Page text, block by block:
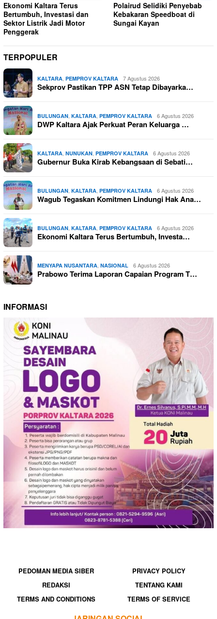
Ekonomi Kaltara Terus
Bertumbuh, Investasi dan
Sektor Listrik Jadi Motor
Penggerak
Polairud Selidiki Penyebab
Kebakaran Speedboat di
Sungai Kayan
TERPOPULER
KALTARA, PEMPROV KALTARA 7 Agustus 2026
Sekprov Pastikan TPP ASN Tetap Dibayarka…
BULUNGAN, KALTARA, PEMPROV KALTARA 6 Agustus 2026
DWP Kaltara Ajak Perkuat Peran Keluarga …
KALTARA, NUNUKAN, PEMPROV KALTARA 6 Agustus 2026
Gubernur Buka Kirab Kebangsaan di Sebati…
BULUNGAN, KALTARA, PEMPROV KALTARA 6 Agustus 2026
Wagub Tegaskan Komitmen Lindungi Hak Ana…
BULUNGAN, KALTARA, PEMPROV KALTARA 6 Agustus 2026
Ekonomi Kaltara Terus Bertumbuh, Investa…
MENYAPA NUSANTARA, NASIONAL 6 Agustus 2026
Prabowo Terima Laporan Capaian Program T…
INFORMASI
PEDOMAN MEDIA SIBER
PRIVACY POLICY
REDAKSI
TENTANG KAMI
TERMS AND CONDITIONS
TERMS OF SERVICE